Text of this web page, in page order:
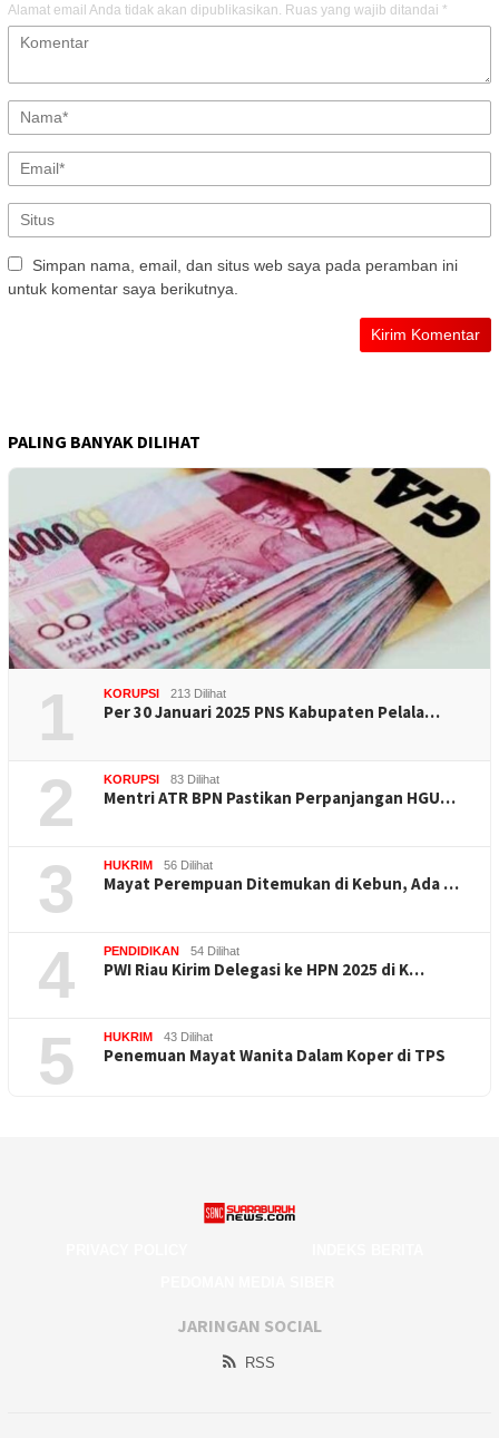
Alamat email Anda tidak akan dipublikasikan. Ruas yang wajib ditandai *
Simpan nama, email, dan situs web saya pada peramban ini
untuk komentar saya berikutnya.
PALING BANYAK DILIHAT
1 KORUPSI 213 Dilihat
Per 30 Januari 2025 PNS Kabupaten Pelala…
2 KORUPSI 83 Dilihat
Mentri ATR BPN Pastikan Perpanjangan HGU…
3 HUKRIM 56 Dilihat
Mayat Perempuan Ditemukan di Kebun, Ada …
4 PENDIDIKAN 54 Dilihat
PWI Riau Kirim Delegasi ke HPN 2025 di K…
5 HUKRIM 43 Dilihat
Penemuan Mayat Wanita Dalam Koper di TPS
JARINGAN SOCIAL
RSS